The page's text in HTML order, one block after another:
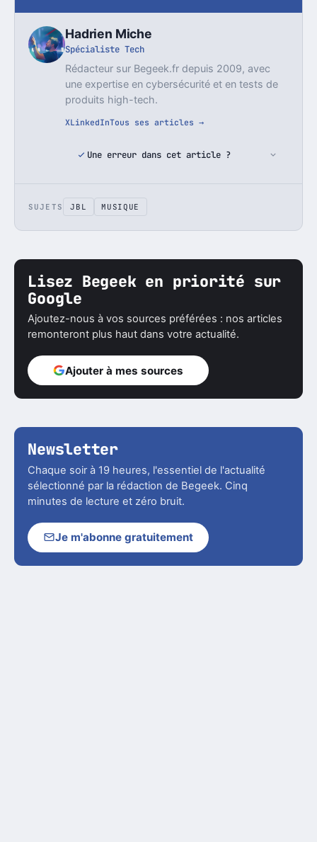
Hadrien Miche
Spécialiste Tech
Rédacteur sur Begeek.fr depuis 2009, avec
une expertise en cybersécurité et en tests de
produits high-tech.
XLinkedInTous ses articles →
Une erreur dans cet article ?
SUJETS JBL MUSIQUE
Lisez Begeek en priorité sur
Google
Ajoutez-nous à vos sources préférées : nos articles
remonteront plus haut dans votre actualité.
Ajouter à mes sources
Newsletter
Chaque soir à 19 heures, l'essentiel de l'actualité
sélectionné par la rédaction de Begeek. Cinq
minutes de lecture et zéro bruit.
Je m'abonne gratuitement